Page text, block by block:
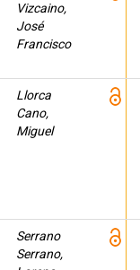
Vizcaino,
José
Francisco
Llorca
Cano,
Miguel
Serrano
Serrano,